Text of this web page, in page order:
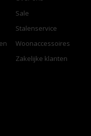
Sale
Stalenservice
Woonaccessoires
Zakelijke klanten